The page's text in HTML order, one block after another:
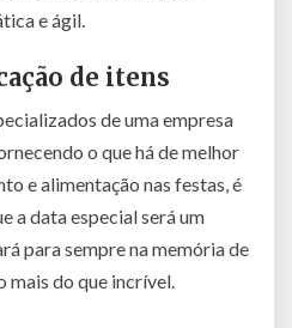
e ágil.
de itens
de uma empresa
o que há de melhor
e alimentação nas festas, é
a data especial será um
para sempre na memória de
mais do que incrível.